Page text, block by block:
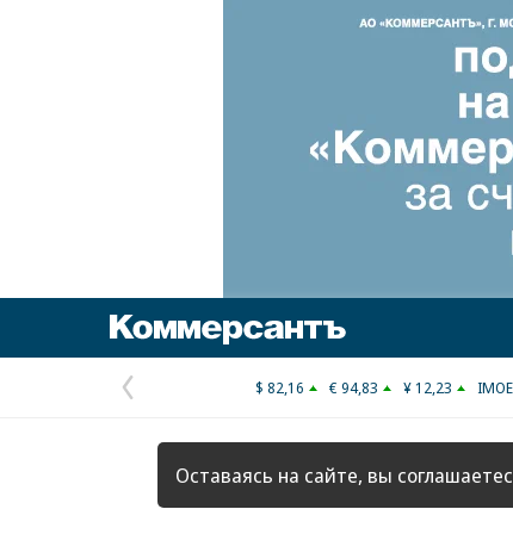
Предыдущая
страница
$ 82,16 € 94,83 ¥ 12,23
Оставаясь на сайте, вы